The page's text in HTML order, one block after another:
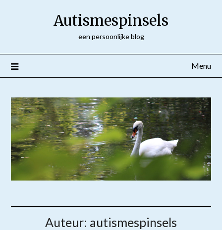
Autismespinsels
een persoonlijke blog
Menu
Auteur: autismespinsels